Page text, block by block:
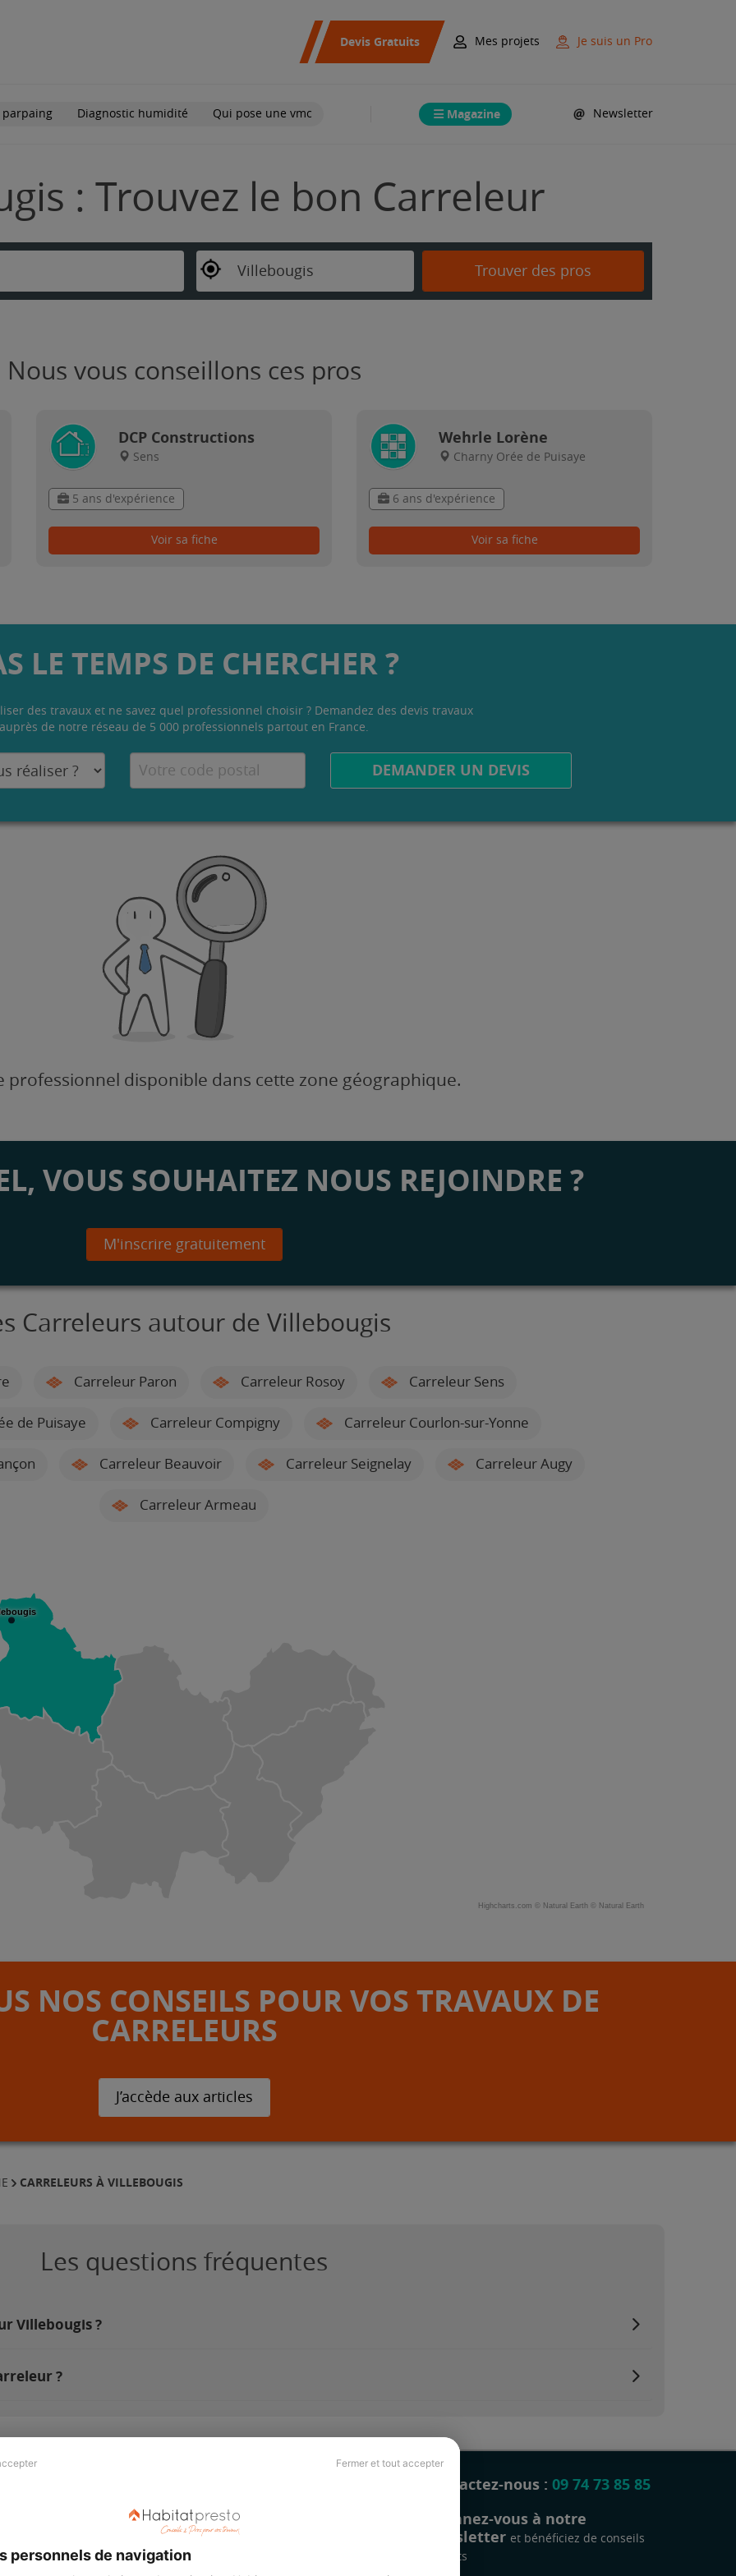
Fermer et tout accepter
personnels de navigation
Devis Gratuits Mes projets Je suis un Pro
Diagnostic humidité Qui pose une vmc Magazine Newsletter
: Trouvez le bon Carreleur
Villebougis Trouver des pros
Nous vous conseillons ces pros
DCP Constructions
Sens
5 ans d'expérience
Voir sa fiche
Wehrle Lorène
Charny Orée de Puisaye
6 ans d'expérience
Voir sa fiche
LE TEMPS DE CHERCHER ?
des travaux et ne savez quel professionnel choisir ? Demandez des devis travaux
auprès de notre réseau de 5 000 professionnels partout en France.
DEMANDER UN DEVIS
professionnel disponible dans cette zone géographique.
VOUS SOUHAITEZ NOUS REJOINDRE ?
M'inscrire gratuitement
Carreleurs autour de Villebougis
Carreleur Paron Carreleur Rosoy Carreleur Sens
de Puisaye Carreleur Compigny Carreleur Courlon-sur-Yonne
Carreleur Beauvoir Carreleur Seignelay Carreleur Augy
Carreleur Armeau
Highcharts.com © Natural Earth © Natural Earth
NOS CONSEILS POUR VOS TRAVAUX DE
CARRELEURS
J’accède aux articles
CARRELEURS À VILLEBOUGIS
Les questions fréquentes
Villebougis ?
?
Revue de presse
Contactez-nous : 09 74 73 85 85
Abonnez-vous à notre
newsletter et bénéficiez de conseils
gratuits